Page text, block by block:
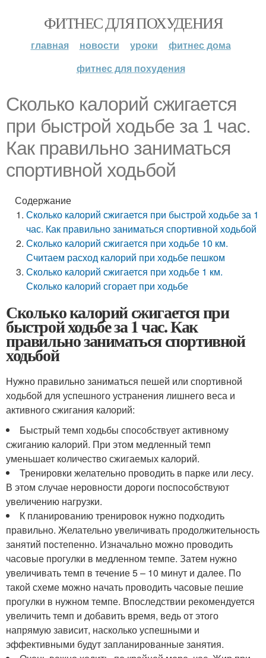
ФИТНЕС ДЛЯ ПОХУДЕНИЯ
главная новости уроки
фитнес дома
фитнес для похудения
Сколько калорий сжигается
при быстрой ходьбе за 1 час.
Как правильно заниматься
спортивной ходьбой
Содержание
Сколько калорий сжигается при быстрой ходьбе за 1
час. Как правильно заниматься спортивной ходьбой
Сколько калорий сжигается при ходьбе 10 км.
Считаем расход калорий при ходьбе пешком
Сколько калорий сжигается при ходьбе 1 км.
Сколько калорий сгорает при ходьбе
Сколько калорий сжигается при
быстрой ходьбе за 1 час. Как
правильно заниматься спортивной
ходьбой
Нужно правильно заниматься пешей или спортивной
ходьбой для успешного устранения лишнего веса и
активного сжигания калорий:
Быстрый темп ходьбы способствует активному
сжиганию калорий. При этом медленный темп
уменьшает количество сжигаемых калорий.
Тренировки желательно проводить в парке или лесу.
В этом случае неровности дороги поспособствуют
увеличению нагрузки.
К планированию тренировок нужно подходить
правильно. Желательно увеличивать продолжительность
занятий постепенно. Изначально можно проводить
часовые прогулки в медленном темпе. Затем нужно
увеличивать темп в течение 5 – 10 минут и далее. По
такой схеме можно начать проводить часовые пешие
прогулки в нужном темпе. Впоследствии рекомендуется
увеличить темп и добавить время, ведь от этого
напрямую зависит, насколько успешными и
эффективными будут запланированные занятия.